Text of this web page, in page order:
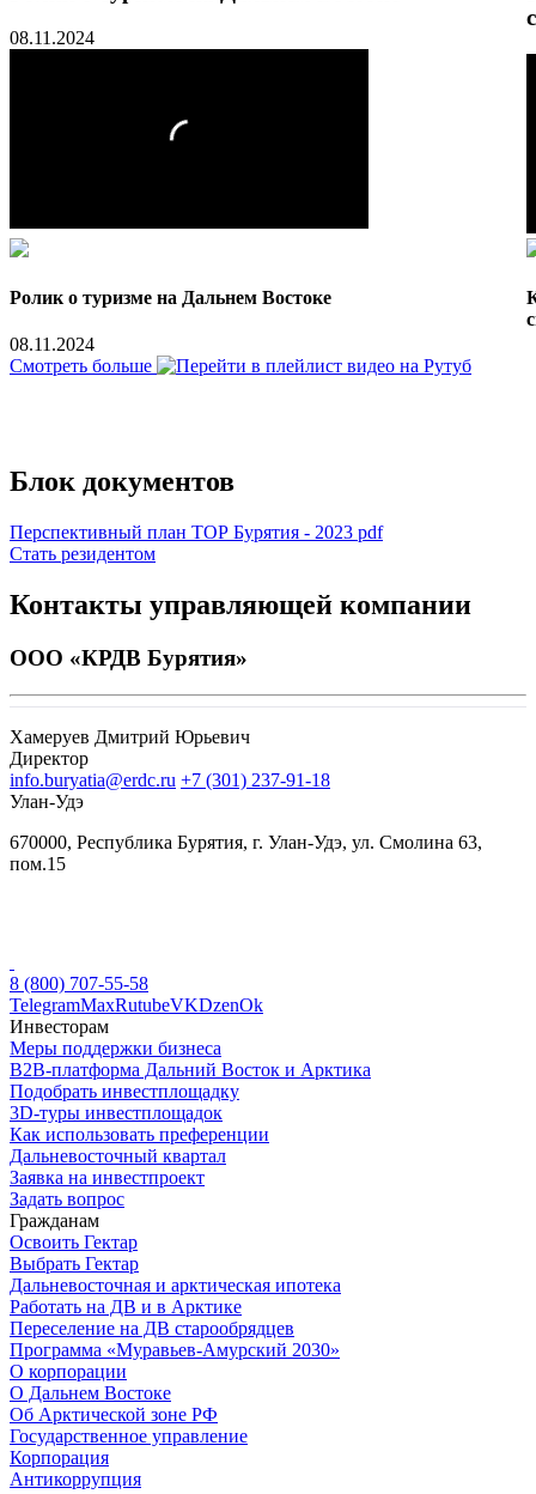
08.11.2024
Ролик о туризме на Дальнем Востоке
08.11.2024
Смотреть больше
Блок документов
Перспективный план ТОР Бурятия - 2023 pdf
Стать резидентом
Контакты управляющей компании
ООО «КРДВ Бурятия»
Хамеруев Дмитрий Юрьевич
Директор
info.buryatia@erdc.ru +7 (301) 237-91-18
Улан-Удэ
670000, Республика Бурятия, г. Улан-Удэ, ул. Смолина 63,
пом.15
8 (800) 707-55-58
TelegramMaxRutubeVKDzenOk
Инвесторам
Меры поддержки бизнеса
B2B-платформа Дальний Восток и Арктика
Подобрать инвестплощадку
3D-туры инвестплощадок
Как использовать преференции
Дальневосточный квартал
Заявка на инвестпроект
Задать вопрос
Гражданам
Освоить Гектар
Выбрать Гектар
Дальневосточная и арктическая ипотека
Работать на ДВ и в Арктике
Переселение на ДВ старообрядцев
Программа «Муравьев-Амурский 2030»
О корпорации
О Дальнем Востоке
Об Арктической зоне РФ
Государственное управление
Корпорация
Антикоррупция